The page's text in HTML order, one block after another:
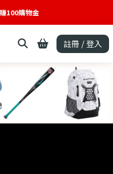
100購物金
註冊 / 登入